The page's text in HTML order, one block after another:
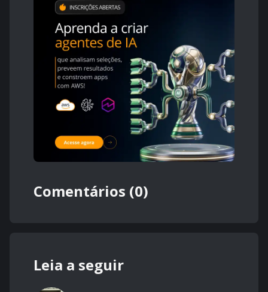
Comentários (0)
Leia a seguir